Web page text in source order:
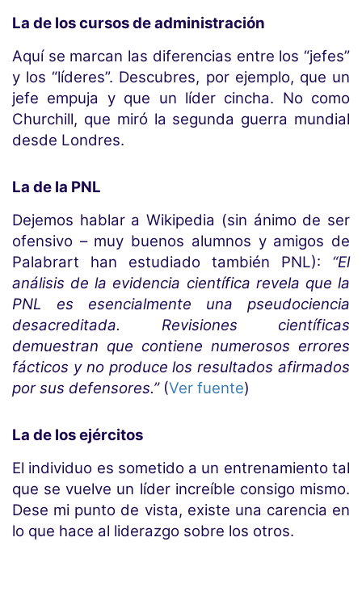
La de los cursos de administración
Aquí se marcan las diferencias entre los “jefes”
y los “líderes”. Descubres, por ejemplo, que un
jefe empuja y que un líder cincha. No como
Churchill, que miró la segunda guerra mundial
desde Londres.
La de la PNL
Dejemos hablar a Wikipedia (sin ánimo de ser
ofensivo – muy buenos alumnos y amigos de
Palabrart han estudiado también PNL): “El
análisis de la evidencia científica revela que la
PNL es esencialmente una pseudociencia
desacreditada. Revisiones científicas
demuestran que contiene numerosos errores
fácticos y no produce los resultados afirmados
por sus defensores.”(Ver fuente)
La de los ejércitos
El individuo es sometido a un entrenamiento tal
que se vuelve un líder increíble consigo mismo.
Dese mi punto de vista, existe una carencia en
lo que hace al liderazgo sobre los otros.